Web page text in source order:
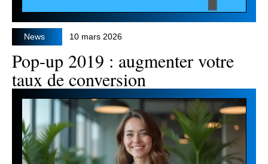
News 10 mars 2026
Pop-up 2019 : augmenter votre
taux de conversion